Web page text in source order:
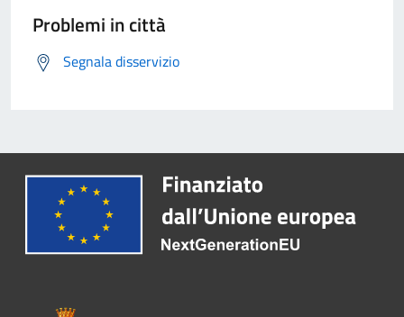
Problemi in città
Segnala disservizio